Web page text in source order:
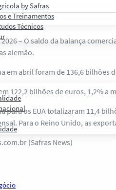
by Safras
e Treinamentos
Técnicos
– O saldo da balança
alemão.
em abril foram de 136,6 bilhões
122,2 bilhões de euros, 1,2% a
para os EUA totalizaram 11,4
Para o Reino Unido, as
(Safras News)